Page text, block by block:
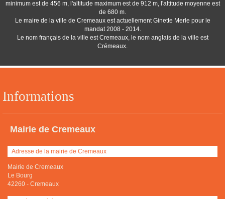
Informations
Mairie de Cremeaux
Adresse de la mairie de Cremeaux
Mairie de Cremeaux
Le Bourg
42260 - Cremeaux
minimum est de 456 m, l'altitude maximum est de 912 m, l'altitude moyenne est
de 680 m.
Le maire de la ville de Cremeaux est actuellement Ginette Merle pour le
mandat 2008 - 2014.
Le nom français de la ville est Cremeaux, le nom anglais de la ville est
Crémeaux.